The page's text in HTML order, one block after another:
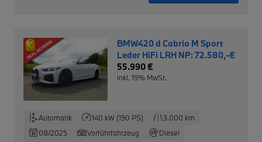
BMW420 d Cabrio M Sport
Leder HiFi LRH NP: 72.580,-€
55.990 €
inkl. 19% MwSt.
Automatik 140 kW (190 PS)
3.000 km
08/2025
Vorführfahrzeug
Diesel